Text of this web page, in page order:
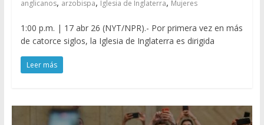
anglicanos arzobispa Iglesia de Inglaterra Mujeres
1:00 p.m. | 17 abr 26 (NYT/NPR).- Por primera vez en más
de catorce siglos, la Iglesia de Inglaterra es dirigida
Leer más